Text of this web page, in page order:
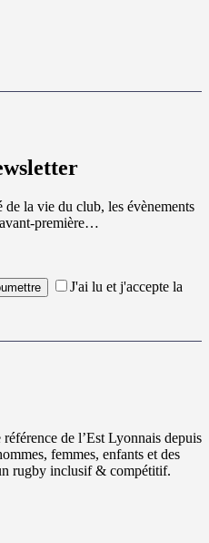
la vie du club, les évènements
première…
J'ai lu et j'accepte la
de l’Est Lyonnais depuis
femmes, enfants et des
rugby inclusif & compétitif.